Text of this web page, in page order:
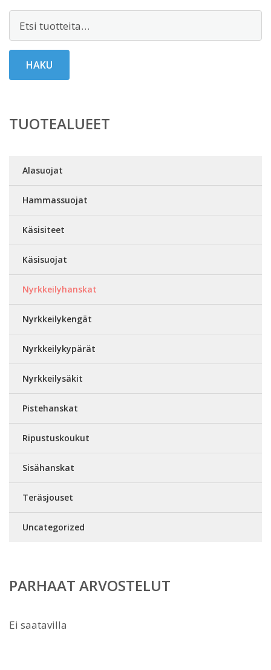
HAKU
TUOTEALUEET
Alasuojat
Hammassuojat
Käsisiteet
Käsisuojat
Nyrkkeilyhanskat
Nyrkkeilykengät
Nyrkkeilykypärät
Nyrkkeilysäkit
Pistehanskat
Ripustuskoukut
Sisähanskat
Teräsjouset
Uncategorized
PARHAAT ARVOSTELUT
Ei saatavilla